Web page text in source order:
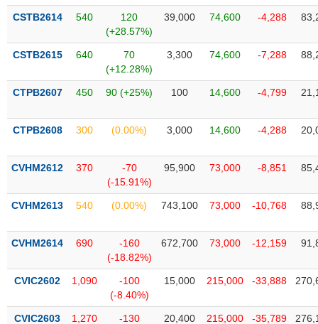
CSTB2614 540
120
(+28.57%)
39,000 74,600 -4,288
CSTB2615 640
70
(+12.28%)
3,300 74,600 -7,288
CTPB2607 450 90 (+25%) 100 14,600 -4,799
CTPB2608 300 (0.00%) 3,000 14,600 -4,288
CVHM2612 370
-70
(-15.91%)
95,900 73,000 -8,851
CVHM2613 540 (0.00%) 743,100 73,000 -10,768
CVHM2614 690
-160
(-18.82%)
672,700 73,000 -12,159
CVIC2602 1,090
-100
(-8.40%)
15,000 215,000 -33,888
CVIC2603 1,270
-130
20,400 215,000 -35,789